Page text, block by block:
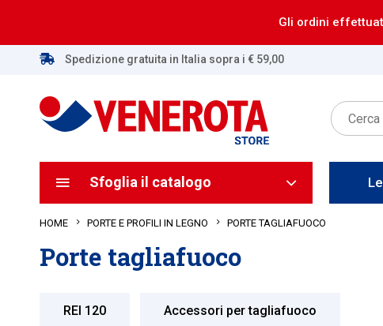
Gli ordini
Spedizione gratuita in Italia sopra i € 59,00
Sfoglia il catalogo
HOME PORTE E PROFILI IN LEGNO PORTE TAGLIAFUOCO
Porte tagliafuoco
REI 120 Accessori per tagliafuoco